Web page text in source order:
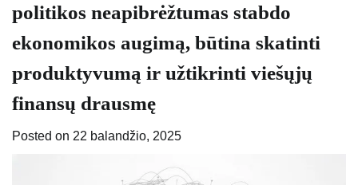
politikos neapibrėžtumas stabdo
ekonomikos augimą, būtina skatinti
produktyvumą ir užtikrinti viešųjų
finansų drausmę
Posted on 22 balandžio, 2025